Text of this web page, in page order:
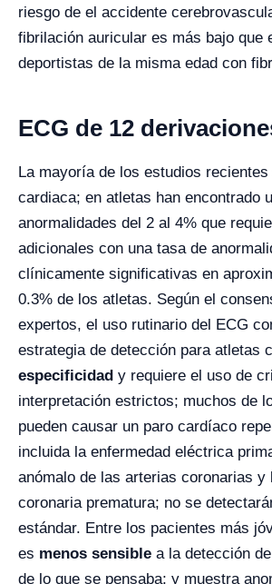
riesgo de el accidente
fibrilación auricular es más bajo que
deportistas de la misma edad con
ECG de 12
La mayoría de los estudios
cardiaca; en atletas han encontrado
anormalidades del 2 al 4% que
adicionales con una tasa de
clínicamente significativas en
0.3% de los atletas. Según el
expertos, el uso rutinario del ECG
estrategia de detección para atletas
especificidad y requiere el uso de
interpretación estrictos; muchos de
pueden causar un paro cardíaco
incluida la enfermedad eléctrica
anómalo de las arterias coronarias y
coronaria prematura; no se
estándar. Entre los pacientes más
es menos sensible a la detección
de lo que se pensaba; y muestra